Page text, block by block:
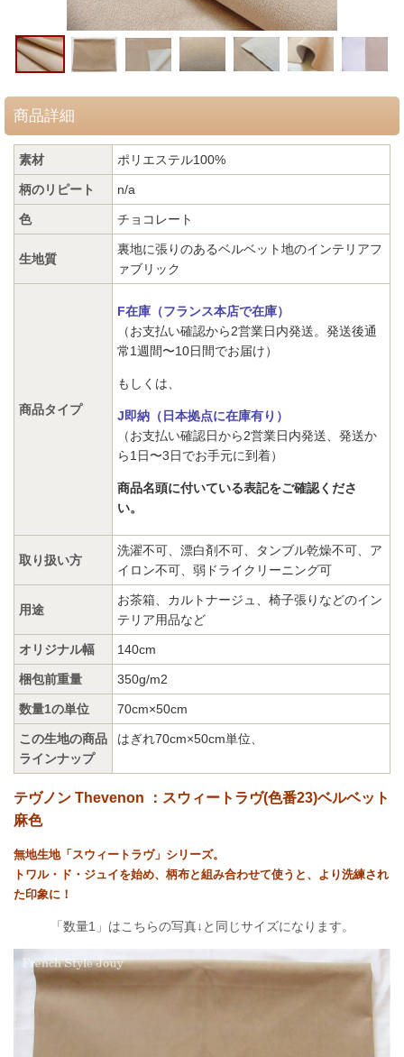
商品詳細
素材 ポリエステル100%
柄のリピート n/a
色 チョコレート
生地質
裏地に張りのあるベルベット地のインテリアフ
ァブリック
商品タイプ
F在庫（フランス本店で在庫）
（お支払い確認から2営業日内発送。発送後通
常1週間〜10日間でお届け）
もしくは、
J即納（日本拠点に在庫有り）
（お支払い確認日から2営業日内発送、発送か
ら1日〜3日でお手元に到着）
商品名頭に付いている表記をご確認くださ
い。
取り扱い方
洗濯不可、漂白剤不可、タンブル乾燥不可、ア
イロン不可、弱ドライクリーニング可
用途
お茶箱、カルトナージュ、椅子張りなどのイン
テリア用品など
オリジナル幅 140cm
梱包前重量 350g/m2
数量1の単位 70cm×50cm
この生地の商品
ラインナップ
はぎれ70cm×50cm単位
テヴノン Thevenon ：スウィートラヴ(色番23)ベルベット
麻色
無地生地「スウィートラヴ」シリーズ。
トワル・ド・ジュイを始め、柄布と組み合わせて使うと、より洗練され
た印象に！
「数量1」はこちらの写真↓と同じサイズになります。